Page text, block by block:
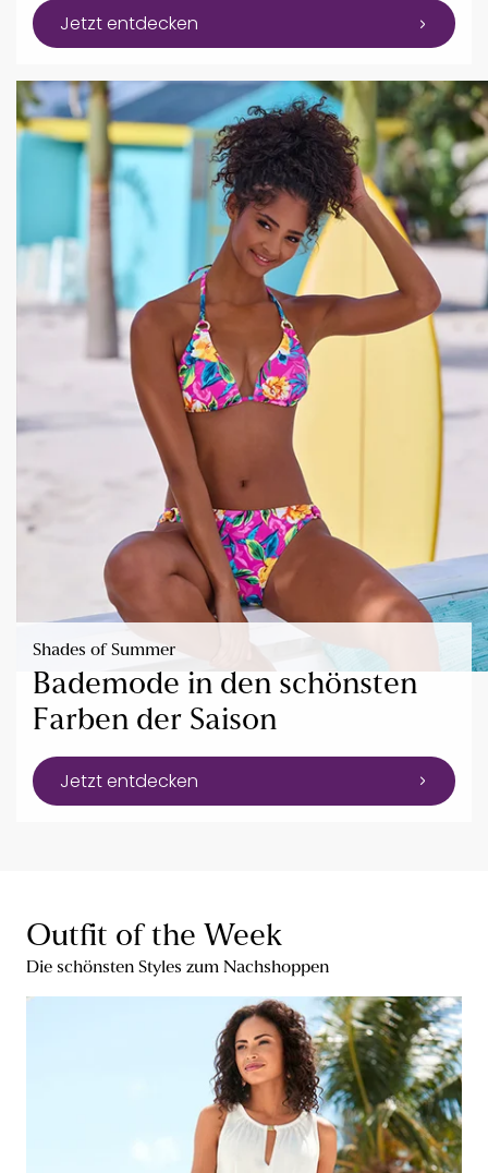
Jetzt entdecken
Shades of Summer
Bademode in den schönsten
Farben der Saison
Jetzt entdecken
Outfit of the Week
Die schönsten Styles zum Nachshoppen